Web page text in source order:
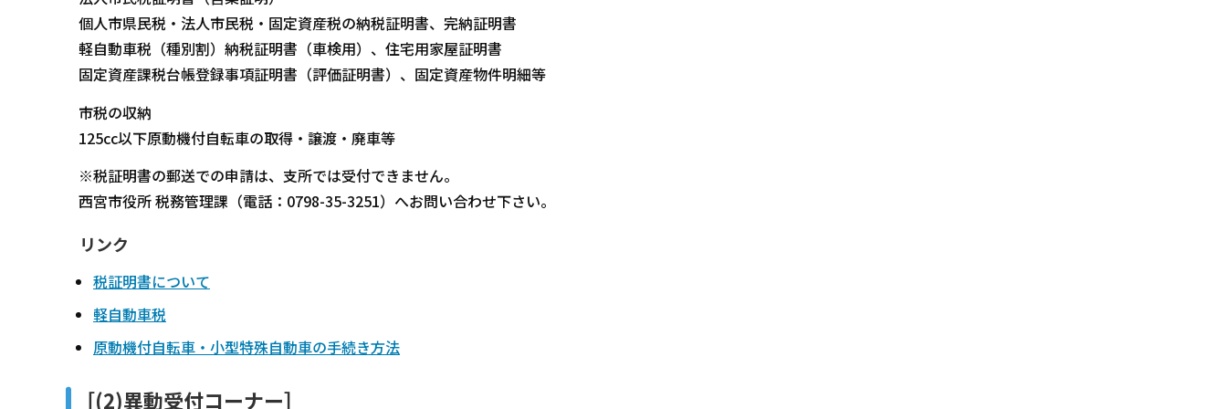
個人市県民税・法人市民税・固定資産税の納税証明書、完納証明書
軽自動車税（種別割）納税証明書（車検用）、住宅用家屋証明書
固定資産課税台帳登録事項証明書（評価証明書）、固定資産物件明細等
市税の収納
125cc以下原動機付自転車の取得・譲渡・廃車等
※税証明書の郵送での申請は、支所では受付できません。
西宮市役所 税務管理課（電話：0798-35-3251）へお問い合わせ下さい。
リンク
税証明書について
軽自動車税
原動機付自転車・小型特殊自動車の手続き方法
［(2)異動受付コーナー］